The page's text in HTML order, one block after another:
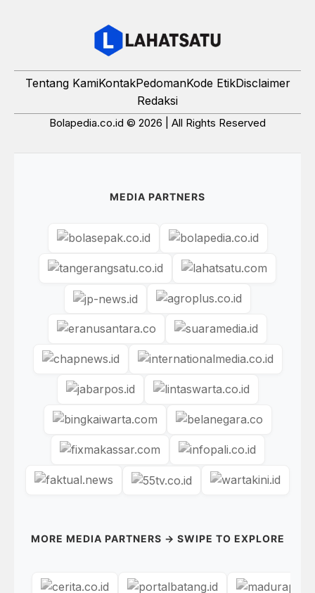
Tentang KamiKontakPedomanKode EtikDisclaimer
Redaksi
Bolapedia.co.id © 2026 | All Rights Reserved
MEDIA PARTNERS
MORE MEDIA PARTNERS → SWIPE TO EXPLORE